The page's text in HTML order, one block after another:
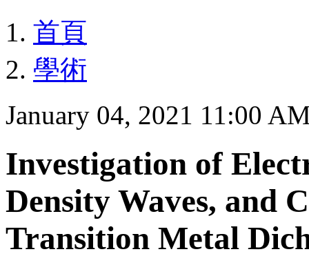
首頁
學術
January 04, 2021 11:00
Investigation of
Density Waves, and
Transition Metal